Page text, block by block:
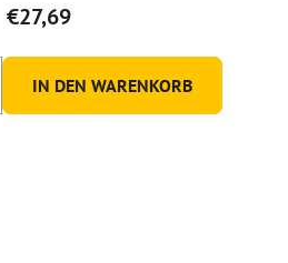
€27,69
IN DEN WARENKORB